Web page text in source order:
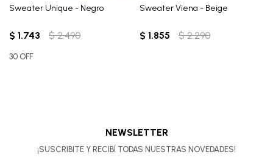
Sweater Unique - Negro
$ 1.743 $ 2.490
30 OFF
Sweater Viena - Beige
$ 1.855 $ 2.290
NEWSLETTER
¡SUSCRIBITE Y RECIBÍ TODAS NUESTRAS NOVEDADES!